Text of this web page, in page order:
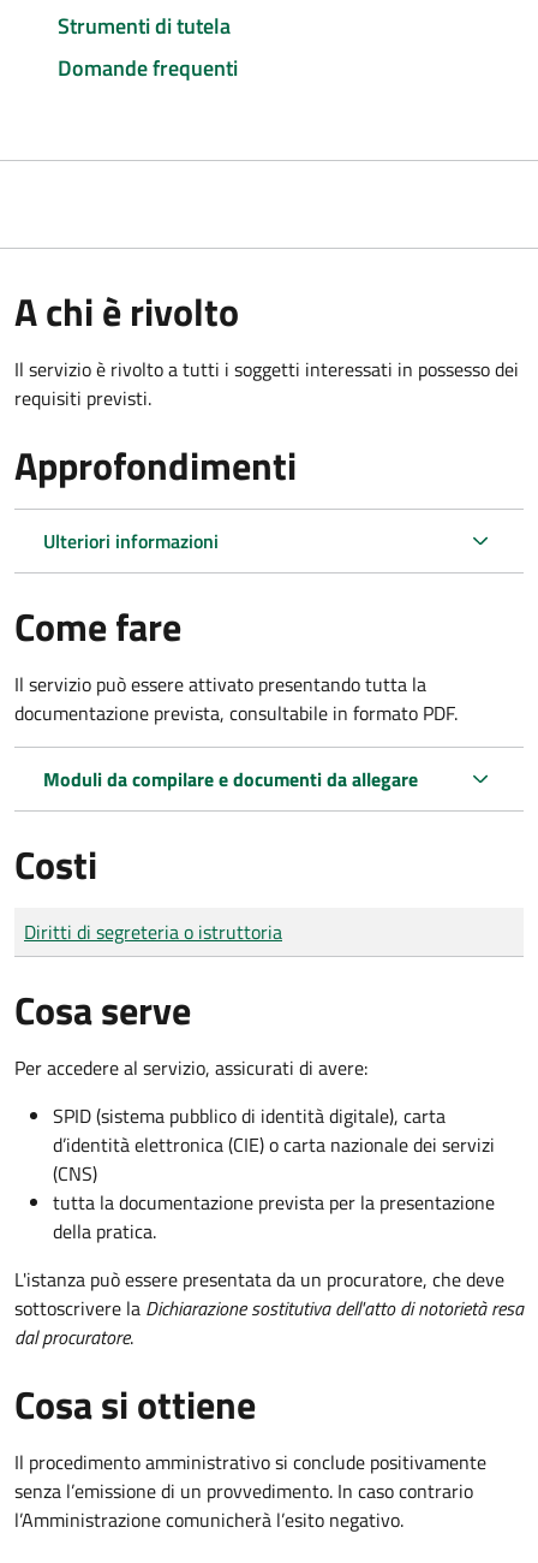
Strumenti di tutela
Domande frequenti
A chi è rivolto
Il servizio è rivolto a tutti i soggetti interessati in possesso dei
requisiti previsti.
Approfondimenti
Ulteriori informazioni
Come fare
Il servizio può essere attivato presentando tutta la
documentazione prevista, consultabile in formato PDF.
Moduli da compilare e documenti da allegare
Costi
Tipo di pagamento
Importo
Diritti di segreteria o istruttoria
Cosa serve
Per accedere al servizio, assicurati di avere:
SPID (sistema pubblico di identità digitale), carta
d’identità elettronica (CIE) o carta nazionale dei servizi
(CNS)
tutta la documentazione prevista per la presentazione
della pratica.
L'istanza può essere presentata da un procuratore, che deve
sottoscrivere la Dichiarazione sostitutiva dell'atto di notorietà resa
dal procuratore.
Cosa si ottiene
Il procedimento amministrativo si conclude positivamente
senza l’emissione di un provvedimento. In caso contrario
l’Amministrazione comunicherà l’esito negativo.